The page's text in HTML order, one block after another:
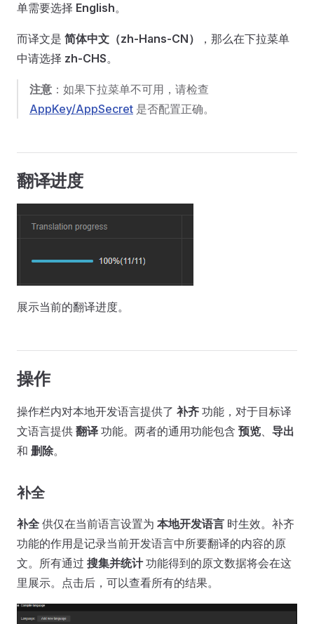
单需要选择 English。
而译文是 简体中文（zh-Hans-CN）
，那么在下拉菜单
中请选择 zh-CHS。
注意 ：如果下拉菜单不可用，请检查
AppKey/AppSecret 是否配置正确。
翻译进度
展示当前的翻译进度。
操作
操作栏内对本地开发语言提供了 补齐 功能，对于目标译
文语言提供 翻译 功能。两者的通用功能包含 预览、 导出
和 删除。
补全
补全 供仅在当前语言设置为 本地开发语言 时生效。补齐
功能的作用是记录当前开发语言中所要翻译的内容的原
文。所有通过 搜集并统计功能得到的原文数据将会在这
里展示。点击后，可以查看所有的结果。